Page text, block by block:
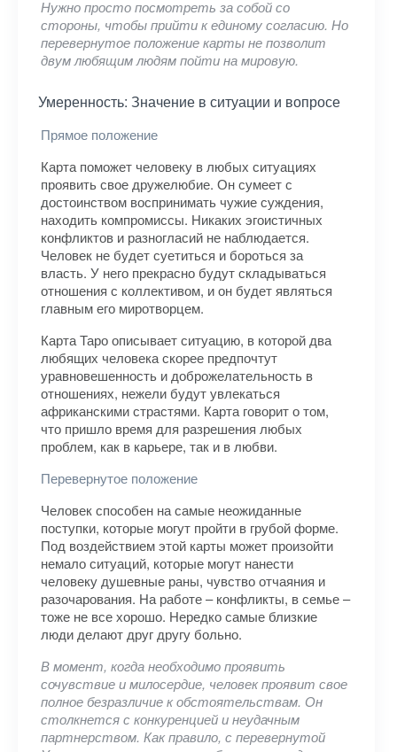
Нужно просто посмотреть за собой со
стороны, чтобы прийти к единому согласию. Но
перевернутое положение карты не позволит
двум любящим людям пойти на мировую.
Умеренность: Значение в ситуации и вопросе
Прямое положение
Карта поможет человеку в любых ситуациях
проявить свое дружелюбие. Он сумеет с
достоинством воспринимать чужие суждения,
находить компромиссы. Никаких эгоистичных
конфликтов и разногласий не наблюдается.
Человек не будет суетиться и бороться за
власть. У него прекрасно будут складываться
отношения с коллективом, и он будет являться
главным его миротворцем.
Карта Таро описывает ситуацию, в которой два
любящих человека скорее предпочтут
уравновешенность и доброжелательность в
отношениях, нежели будут увлекаться
африканскими страстями. Карта говорит о том,
что пришло время для разрешения любых
проблем, как в карьере, так и в любви.
Перевернутое положение
Человек способен на самые неожиданные
поступки, которые могут пройти в грубой форме.
Под воздействием этой карты может произойти
немало ситуаций, которые могут нанести
человеку душевные раны, чувство отчаяния и
разочарования. На работе – конфликты, в семье –
тоже не все хорошо. Нередко самые близкие
люди делают друг другу больно.
В момент, когда необходимо проявить
сочувствие и милосердие, человек проявит свое
полное безразличие к обстоятельствам. Он
столкнется с конкуренцией и неудачным
партнерством. Как правило, с перевернутой